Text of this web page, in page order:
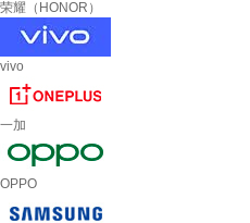
荣耀（HONOR）
vivo
一加
OPPO